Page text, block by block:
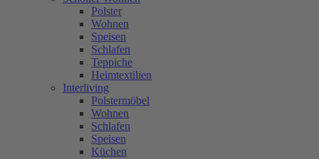
Polster
Wohnen
Speisen
Schlafen
Teppiche
Heimtextilien
Interliving
Polstermöbel
Wohnen
Schlafen
Speisen
Küchen